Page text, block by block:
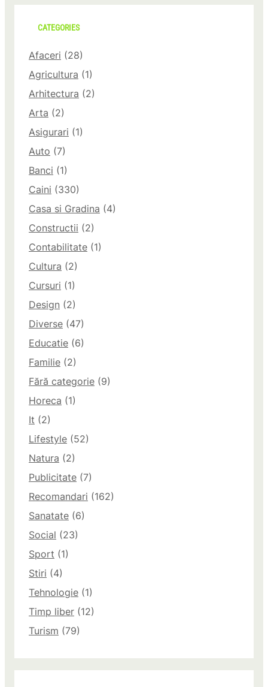
CATEGORIES
Afaceri (28)
Agricultura (1)
Arhitectura (2)
Arta (2)
Asigurari (1)
Auto (7)
Banci (1)
Caini (330)
Casa si Gradina (4)
Constructii (2)
Contabilitate (1)
Cultura (2)
Cursuri (1)
Design (2)
Diverse (47)
Educatie (6)
Familie (2)
Fără categorie (9)
Horeca (1)
It (2)
Lifestyle (52)
Natura (2)
Publicitate (7)
Recomandari (162)
Sanatate (6)
Social (23)
Sport (1)
Stiri (4)
Tehnologie (1)
Timp liber (12)
Turism (79)